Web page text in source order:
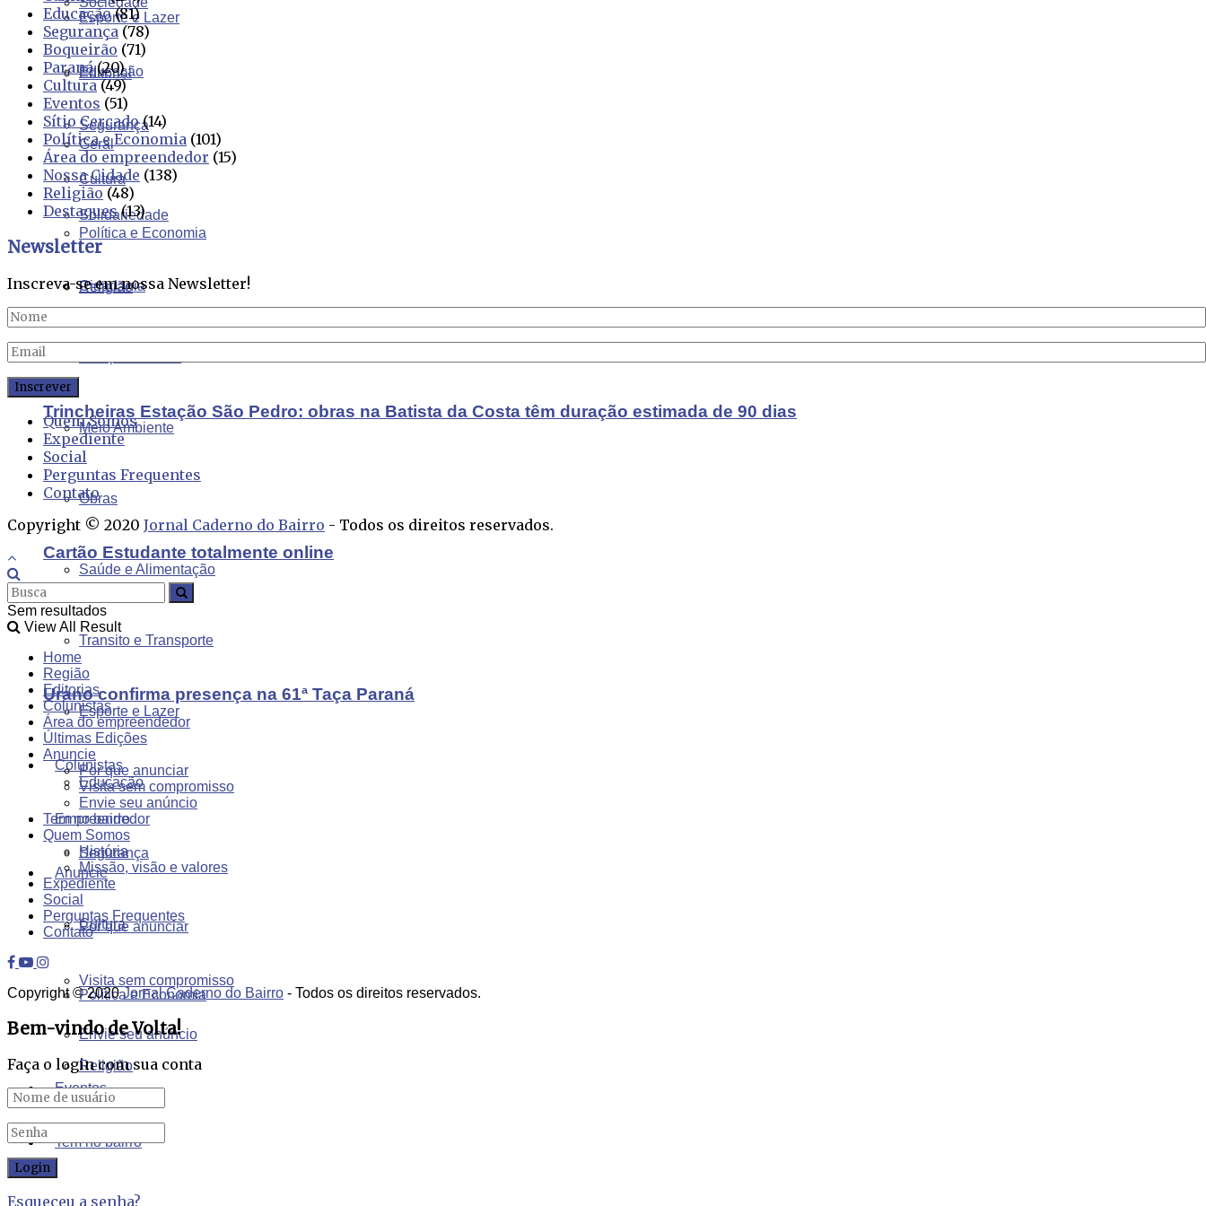
Esporte e Lazer
Educação
Segurança
Cultura
Política e Economia
Religião
Trincheiras Estação São Pedro: obras na Batista da Costa têm duração estimada de 90 dias
Cartão Estudante totalmente online
Urano confirma presença na 61ª Taça Paraná
Colunistas
Empreendedor
Anuncie
Por que anunciar
Visita sem compromisso
Envie seu anúncio
Eventos
Tem no bairro
Editorial
Geral
Solidariedade
Cidadania
Meio Ambiente
Obras
Saúde e Alimentação
Transito e Transporte
Esporte e Lazer
Educação
Segurança
Cultura
Política e Economia
Religião
Educação(81)
Segurança (78)
Boqueirão (71)
Paraná(20)
Cultura(49)
Eventos (51)
Sítio Cercado(14)
Política e Economia (101)
Área do empreendedor (15)
Nossa Cidade (138)
Religião (48)
Destaques(13)
Newsletter
Inscreva-se em nossa Newsletter!
Quem Somos
Expediente
Social
Perguntas Frequentes
Contato
Copyright © 2020 Jornal Caderno do Bairro - Todos os direitos reservados.
Sem resultados
View All Result
Home
Região
Editorias
Colunistas
Área do empreendedor
Últimas Edições
Anuncie
Por que anunciar
Visita sem compromisso
Envie seu anúncio
Tem no bairro
Quem Somos
História
Missão, visão e valores
Expediente
Social
Perguntas Frequentes
Contato
Copyright © 2020Jornal Caderno do Bairro - Todos os direitos reservados.
Bem-vindo de Volta!
Faça o login com sua conta
Esqueceu a senha?